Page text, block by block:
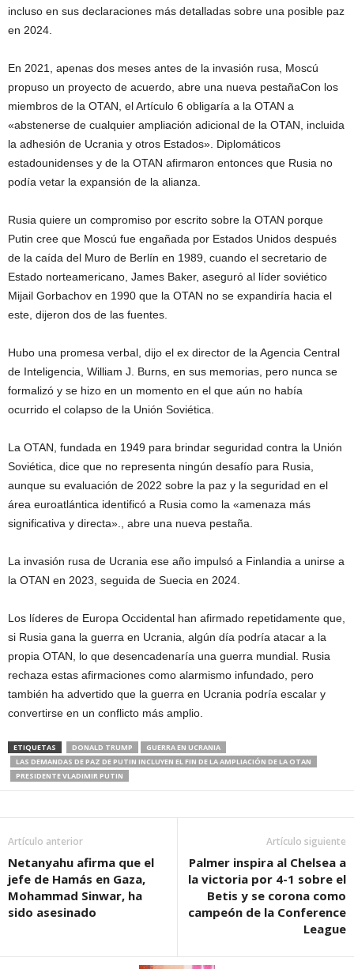
incluso en sus declaraciones más detalladas sobre una posible paz
en 2024.
En 2021, apenas dos meses antes de la invasión rusa, Moscú
propuso un proyecto de acuerdo, abre una nueva pestañaCon los
miembros de la OTAN, el Artículo 6 obligaría a la OTAN a
«abstenerse de cualquier ampliación adicional de la OTAN, incluida
la adhesión de Ucrania y otros Estados». Diplomáticos
estadounidenses y de la OTAN afirmaron entonces que Rusia no
podía vetar la expansión de la alianza.
Rusia quiere un compromiso por escrito sobre la OTAN porque
Putin cree que Moscú fue engañada por Estados Unidos después
de la caída del Muro de Berlín en 1989, cuando el secretario de
Estado norteamericano, James Baker, aseguró al líder soviético
Mijail Gorbachov en 1990 que la OTAN no se expandiría hacia el
este, dijeron dos de las fuentes.
Hubo una promesa verbal, dijo el ex director de la Agencia Central
de Inteligencia, William J. Burns, en sus memorias, pero nunca se
formalizó y se hizo en un momento en el que aún no había
ocurrido el colapso de la Unión Soviética.
La OTAN, fundada en 1949 para brindar seguridad contra la Unión
Soviética, dice que no representa ningún desafío para Rusia,
aunque su evaluación de 2022 sobre la paz y la seguridad en el
área euroatlántica identificó a Rusia como la «amenaza más
significativa y directa»., abre una nueva pestaña.
La invasión rusa de Ucrania ese año impulsó a Finlandia a unirse a
la OTAN en 2023, seguida de Suecia en 2024.
Los líderes de Europa Occidental han afirmado repetidamente que,
si Rusia gana la guerra en Ucrania, algún día podría atacar a la
propia OTAN, lo que desencadenaría una guerra mundial. Rusia
rechaza estas afirmaciones como alarmismo infundado, pero
también ha advertido que la guerra en Ucrania podría escalar y
convertirse en un conflicto más amplio.
ETIQUETAS DONALD TRUMP
GUERRA EN UCRANIA
LAS DEMANDAS DE PAZ DE PUTIN INCLUYEN EL FIN DE LA AMPLIACIÓN DE LA OTAN
PRESIDENTE VLADIMIR PUTIN
Artículo anterior
Netanyahu afirma que el
jefe de Hamás en Gaza,
Mohammad Sinwar, ha
sido asesinado
Artículo siguiente
Palmer inspira al Chelsea a
la victoria por 4-1 sobre el
Betis y se corona como
campeón de la Conference
League